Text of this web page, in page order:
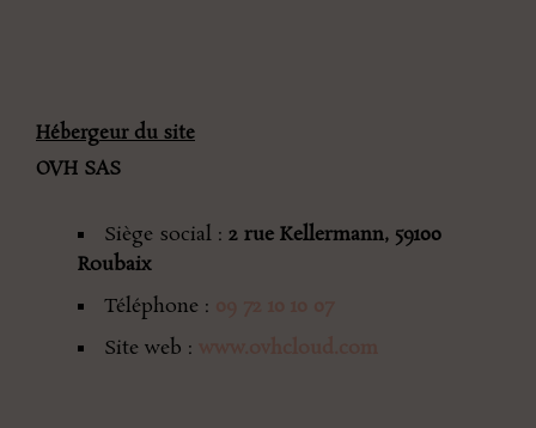
Hébergeur du site
OVH SAS
Siège social : 2 rue Kellermann, 59100
Roubaix
Téléphone :
Site web :